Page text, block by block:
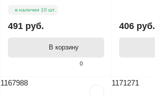
0
в наличии 10 шт.
491 руб.
В корзину
406 руб.
1167988 1171271